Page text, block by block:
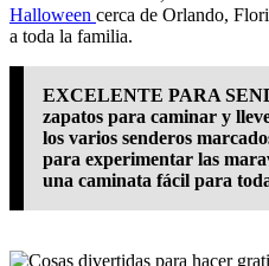
Halloween cerca de Orlando,
a toda la familia.
EXCELENTE PARA
zapatos para caminar y
los varios senderos
para experimentar las
una caminata fácil para